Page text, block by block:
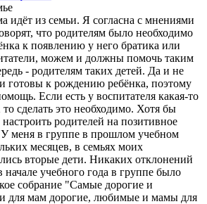
идёт из семьи. Я согласна с мнениями
что родителям было необходимо
к появлению у него братика или
можем и должны помочь таким
- родителям таких детей. Да и не
готовы к рождению ребёнка, поэтому
Если есть у воспитателя какая-то
сделать это необходимо. Хотя бы
родителей на позитивное
меня в группе в прошлом учебном
месяцев, в семьях моих
вторые дети. Никаких отклонений
начале учебного года в группе было
собрание "Самые дорогие и
для мам дорогие, любимые и мамы для